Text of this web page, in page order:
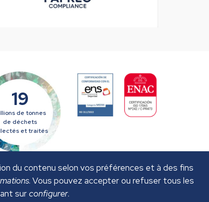
19
de tonnes
de déchets
et traités
du contenu selon vos préférences et à des fins
. Vous pouvez accepter ou refuser tous les
surconfigurer.